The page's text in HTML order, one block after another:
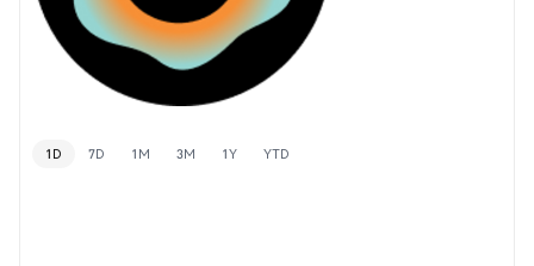
1D 7D 1M 3M 1Y YTD